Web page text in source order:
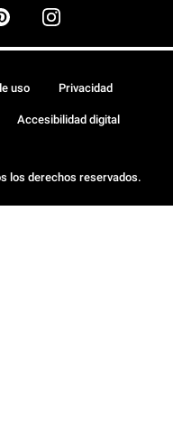
los derechos reservados.
uso Privacidad
Accesibilidad digital